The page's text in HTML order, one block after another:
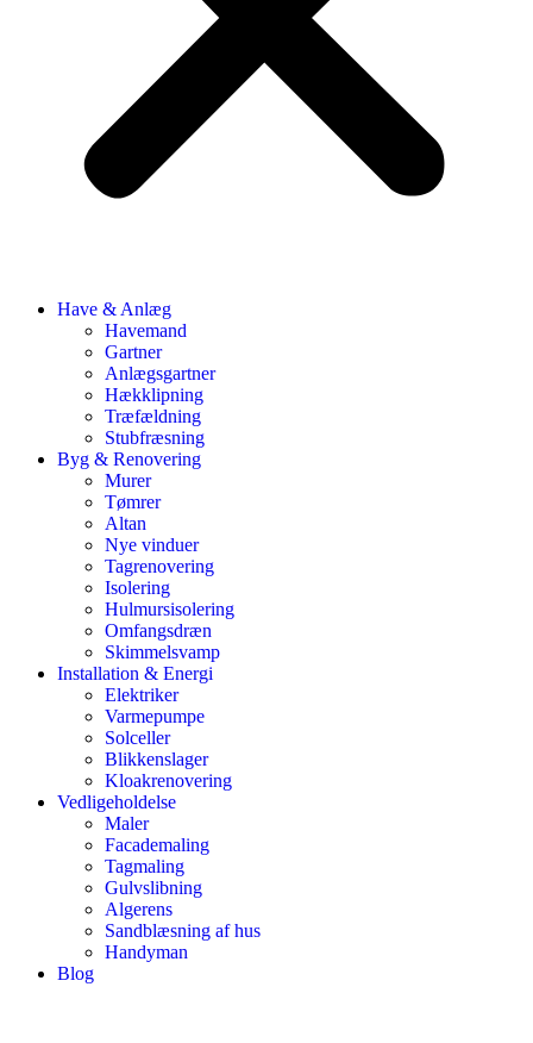
Have & Anlæg
Havemand
Gartner
Anlægsgartner
Hækklipning
Træfældning
Stubfræsning
Byg & Renovering
Murer
Tømrer
Altan
Nye vinduer
Tagrenovering
Isolering
Hulmursisolering
Omfangsdræn
Skimmelsvamp
Installation & Energi
Elektriker
Varmepumpe
Solceller
Blikkenslager
Kloakrenovering
Vedligeholdelse
Maler
Facademaling
Tagmaling
Gulvslibning
Algerens
Sandblæsning af hus
Handyman
Blog